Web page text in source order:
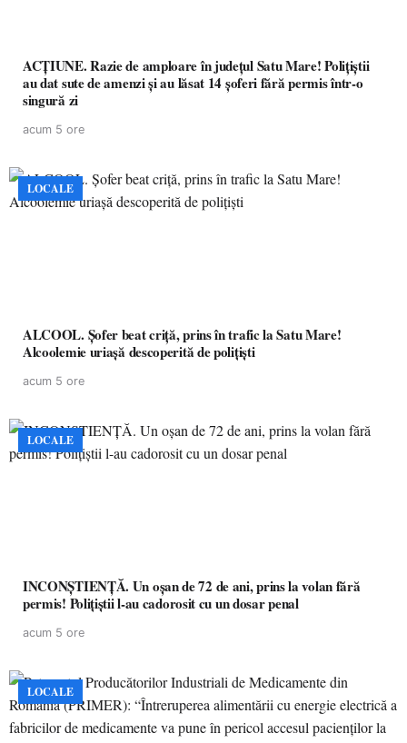
ACȚIUNE. Razie de amploare în județul Satu Mare! Polițiștii
au dat sute de amenzi și au lăsat 14 șoferi fără permis într-o
singură zi
acum 5 ore
LOCALE
ALCOOL. Șofer beat criță, prins în trafic la Satu Mare!
Alcoolemie uriașă descoperită de polițiști
acum 5 ore
LOCALE
INCONȘTIENȚĂ. Un oșan de 72 de ani, prins la volan fără
permis! Polițiștii l-au cadorosit cu un dosar penal
acum 5 ore
LOCALE